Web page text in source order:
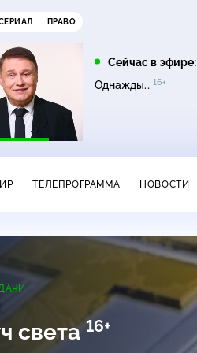
ПРАВО
Сейчас в эфире:
Однажды… 16+
16+
08:00
Чудо техники12+
ТЕЛЕПРОГРАММА НОВОСТИ
cвета16+